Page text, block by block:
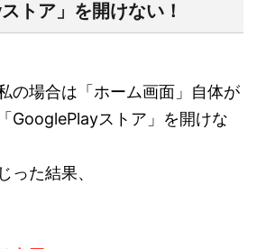
トア」を開けない！
の場合は「ホーム画面」自体が
GooglePlayストア」を開けな
った結果、